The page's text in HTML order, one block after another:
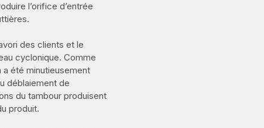
l’orifice d’entrée
des clients et le
cyclonique. Comme
été minutieusement
déblaiement de
du tambour produisent
produit.